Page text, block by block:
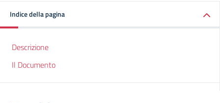
Indice della pagina
Descrizione
Il Documento